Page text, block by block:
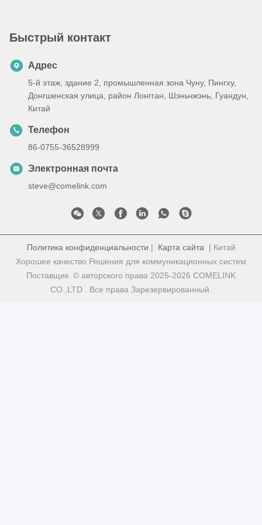
Быстрый контакт
Адрес
5-й этаж, здание 2, промышленная зона Чуну, Пингху,
Донгшенская улица, район Лонгган, Шэньчжэнь, Гуандун,
Китай
Телефон
86-0755-36528999
Электронная почта
steve@comelink.com
Политика конфиденциальности | Карта сайта | Китай
Хорошее качество Решения для коммуникационных систем
Поставщик. © авторского права 2025-2026 COMELINK
CO.,LTD . Все права Зарезервированный.